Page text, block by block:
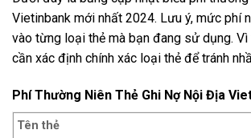
Vietinbank mới nhất 2024. Lưu ý, mức phí
vào từng loại thẻ mà bạn đang sử dụng. Vì
cần xác định chính xác loại thẻ để tránh
Phí Thường Niên Thẻ Ghi Nợ Nội Địa
Tên thẻ